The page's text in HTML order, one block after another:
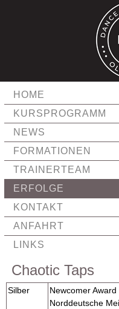
HOME
KURSPROGRAMM
NEWS
FORMATIONEN
TRAINERTEAM
ERFOLGE
KONTAKT
ANFAHRT
LINKS
Chaotic Taps
Silber
Newcomer Award
Norddeutsche